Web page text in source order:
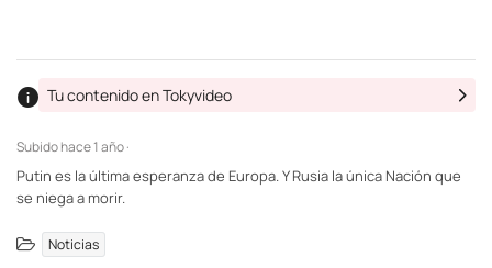
Subidohace 1 año ·
Tu contenido en Tokyvideo
Putin es la última esperanza de Europa. Y Rusia la única Nación que
se niega a morir.
Noticias